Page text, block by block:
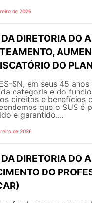
de 2026
DIRETORIA DO
DO
SN, em seus 45
categoria e do
direitos e benefícios
que o SUS é
e garantido....
de 2026
DIRETORIA DO
DO